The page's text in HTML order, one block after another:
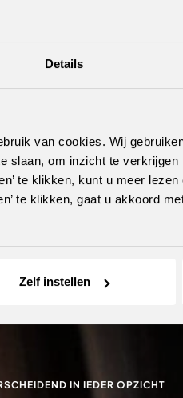
Details
van cookies. Wij
slaan, om inzicht te
te klikken, kunt u meer
te klikken, gaat u akkoord
Zelf instellen
IN IEDER OPZICHT